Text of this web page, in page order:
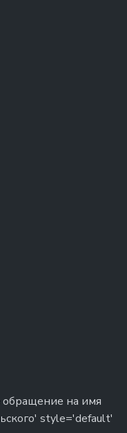
на имя
style='default'